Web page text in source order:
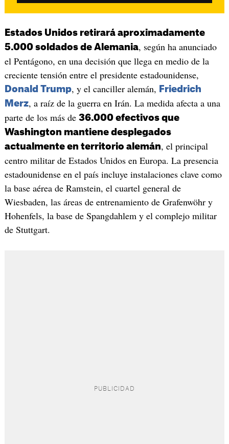
Estados Unidos retirará aproximadamente
5.000 soldados de Alemania, según ha anunciado
el Pentágono, en una decisión que llega en medio de la
creciente tensión entre el presidente estadounidense,
Donald Trump, y el canciller alemán, Friedrich
Merz, a raíz de la guerra en Irán. La medida afecta a una
parte de los más de 36.000 efectivos que
Washington mantiene desplegados
actualmente en territorio alemán, el principal
centro militar de Estados Unidos en Europa. La presencia
estadounidense en el país incluye instalaciones clave como
la base aérea de Ramstein, el cuartel general de
Wiesbaden, las áreas de entrenamiento de Grafenwöhr y
Hohenfels, la base de Spangdahlem y el complejo militar
de Stuttgart.